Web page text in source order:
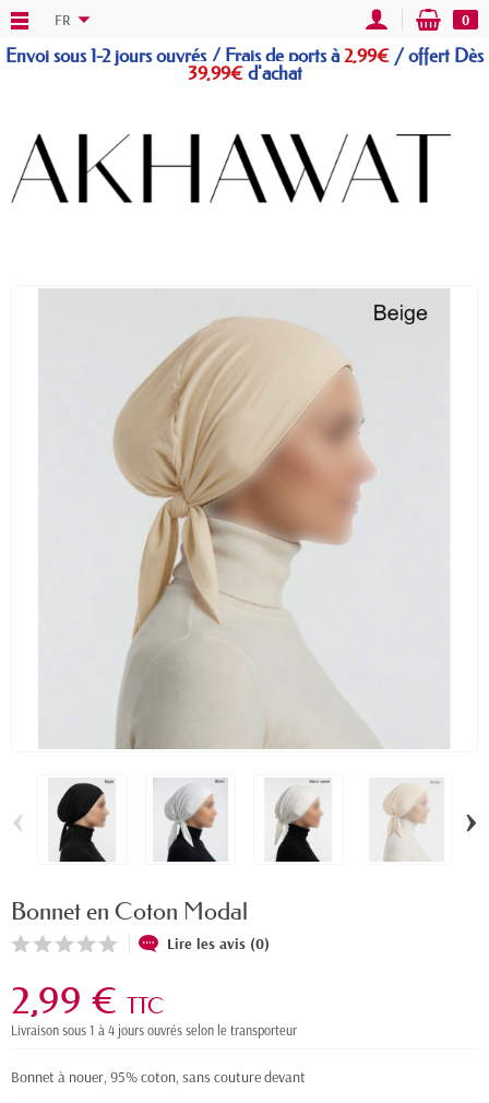
Envoi sous 1-2 jours ouvrés / Frais de ports à 2,99€ /offert Dès
39,99€d'achat
FR 0
‹ ›
Bonnet en Coton Modal
Lire les avis (0)
2,99 € TTC
Livraison sous 1 à 4 jours ouvrés selon le transporteur
Bonnet à nouer, 95% coton, sans couture devant